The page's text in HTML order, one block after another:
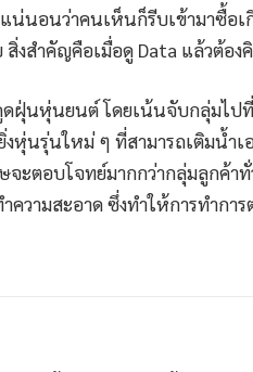
น่นอนว่าคนเห็นก็รีบเข้ามาซื้อเ
งสำคัญคือเมื่อดู Data แล้วต้อง
ฝุ่นหุ่นยนต์ โดยเน้นจับกลุ่มไป
หุ่นรุ่นใหม่ ๆ ที่สามารถเติมน้ำเ
ะตอบโจทย์มากกว่ากลุ่มลูกค้า
วามสะอาด ซึ่งทำให้การทำกา